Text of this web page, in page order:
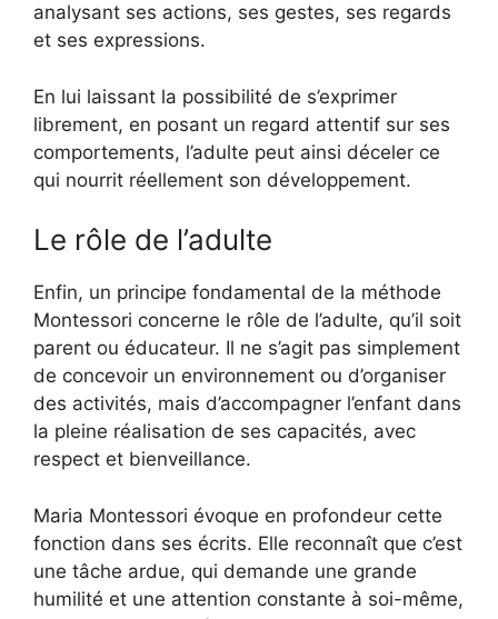
analysant ses actions, ses gestes, ses regards
et ses expressions.
En lui laissant la possibilité de s’exprimer
librement, en posant un regard attentif sur ses
comportements, l’adulte peut ainsi déceler ce
qui nourrit réellement son développement.
Le rôle de l’adulte
Enfin, un principe fondamental de la méthode
Montessori concerne le rôle de l’adulte, qu’il soit
parent ou éducateur. Il ne s’agit pas simplement
de concevoir un environnement ou d’organiser
des activités, mais d’accompagner l’enfant dans
la pleine réalisation de ses capacités, avec
respect et bienveillance.
Maria Montessori évoque en profondeur cette
fonction dans ses écrits. Elle reconnaît que c’est
une tâche ardue, qui demande une grande
humilité et une attention constante à soi-même,